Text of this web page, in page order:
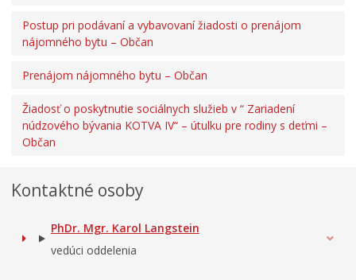
Postup pri podávaní a vybavovaní žiadosti o prenájom
nájomného bytu – Občan
Prenájom nájomného bytu – Občan
Žiadosť o poskytnutie sociálnych služieb v “ Zariadení
núdzového bývania KOTVA IV“ – útulku pre rodiny s deťmi –
Občan
Kontaktné osoby
PhDr. Mgr. Karol Langstein
vedúci oddelenia